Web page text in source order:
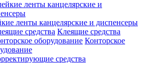
ленты канцелярские и диспенсеры
Клеящие средства
Конторское